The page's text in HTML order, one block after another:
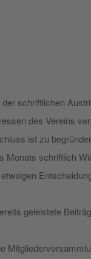
schriftlichen
des Vereins
ist zu
schriftlich
geleistete